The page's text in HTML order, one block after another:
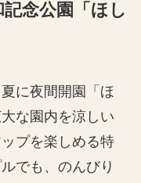
念公園「ほし
に夜間開園「ほ
な園内を涼しい
プを楽しめる特
でも、のんびり